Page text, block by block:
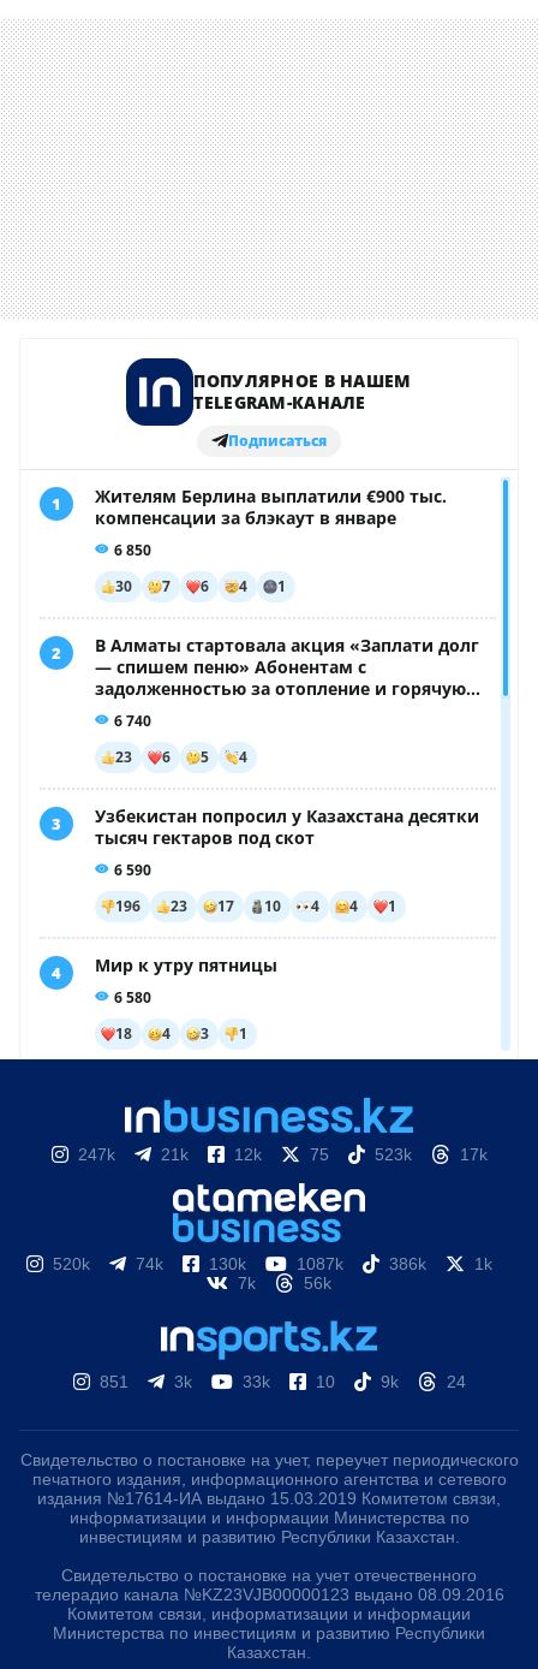
247k 21k 12k 75 523k 17k
520k 74k 130k 1087k 386k
1k
7k
56k
851 3k 33k 10 9k 24
Свидетельство о постановке на учет, переучет периодического
печатного издания, информационного агентства и сетевого
издания №17614-ИА выдано 15.03.2019 Комитетом связи,
информатизации и информации Министерства по
инвестициям и развитию Республики Казахстан.
Свидетельство о постановке на учет отечественного
телерадио канала №KZ23VJB00000123 выдано 08.09.2016
Комитетом связи, информатизации и информации
Министерства по инвестициям и развитию Республики
Казахстан.